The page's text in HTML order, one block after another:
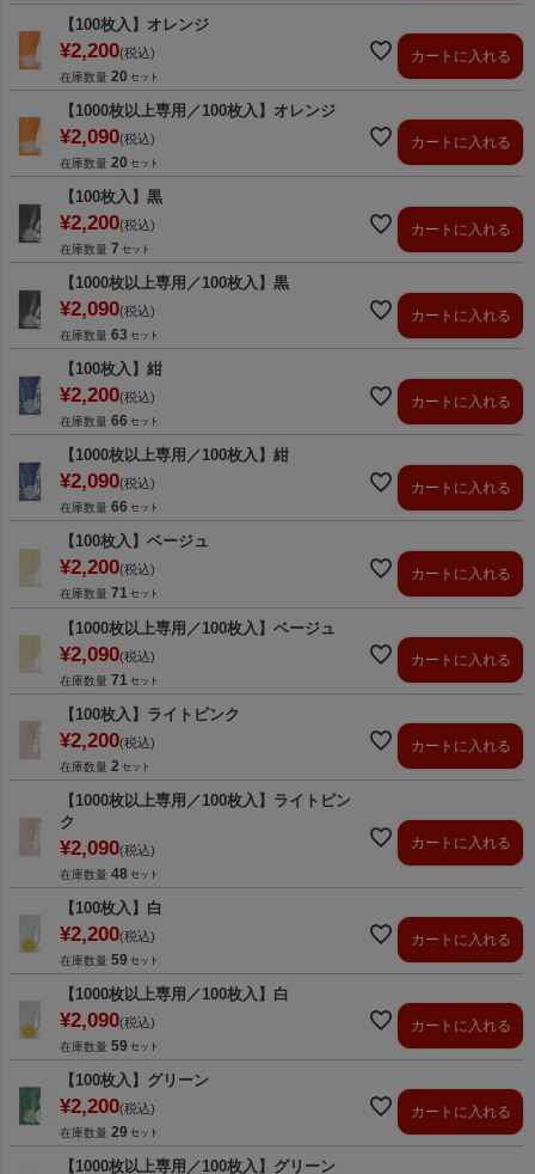
【100枚入】オレンジ
¥2,200 税込
在庫数量 20
カートに入れる
【1000枚以上専用／100枚入】オレンジ
¥2,090 税込
在庫数量 20
カートに入れる
【100枚入】黒
¥2,200 税込
在庫数量 7
カートに入れる
【1000枚以上専用／100枚入】黒
¥2,090 税込
在庫数量 63
カートに入れる
【100枚入】紺
¥2,200 税込
在庫数量 66
カートに入れる
【1000枚以上専用／100枚入】紺
¥2,090 税込
在庫数量 66
カートに入れる
【100枚入】ベージュ
¥2,200 税込
在庫数量 71
カートに入れる
【1000枚以上専用／100枚入】ベージュ
¥2,090 税込
在庫数量 71
カートに入れる
【100枚入】ライトピンク
¥2,200 税込
在庫数量 2
カートに入れる
【1000枚以上専用／100枚入】ライトピン
ク
¥2,090 税込
在庫数量 48
カートに入れる
【100枚入】白
¥2,200 税込
在庫数量 59
カートに入れる
【1000枚以上専用／100枚入】白
¥2,090 税込
在庫数量 59
カートに入れる
【100枚入】グリーン
¥2,200 税込
在庫数量 29
カートに入れる
【1000枚以上専用／100枚入】グリーン